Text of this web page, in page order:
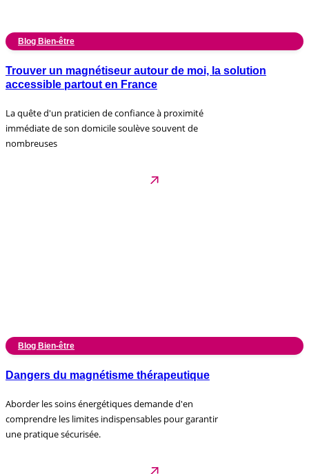
Blog Bien-être
Trouver un magnétiseur autour de moi, la solution
accessible partout en France
La quête d'un praticien de confiance à proximité
immédiate de son domicile soulève souvent de
nombreuses
Blog Bien-être
Dangers du magnétisme thérapeutique
Aborder les soins énergétiques demande d'en
comprendre les limites indispensables pour garantir
une pratique sécurisée.